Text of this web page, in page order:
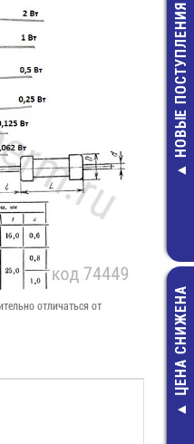
Разъем 2х 8
пайки на
прямой угол
НОВЫЕ ПОСТУПЛЕНИЯ
ЦЕНА СНИЖЕНА
отличаться от